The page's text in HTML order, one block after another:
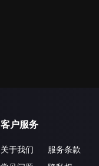
客户服务
关于我们
服务条款